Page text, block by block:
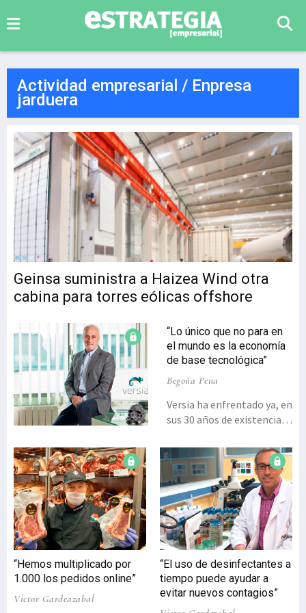
Actividad empresarial / Enpresa
jarduera
Geinsa suministra a Haizea Wind otra
cabina para torres eólicas offshore
“Lo único que no para en
el mundo es la economía
de base tecnológica”
Begoña Pena
Versia ha enfrentado ya, en
sus 30 años de existencia,
envergadura, tal y como
recuerda su presidente,
Manu Mosteiro, quien
reflexiona y destaca que la
tecnología está siendo
clave para que la
catástrofe no sea aún
tecnológico con sede en
Euskadi, integrado en la
actualidad por ocho
“Hemos multiplicado por
1.000 los pedidos online”
Víctor Gardeazabal
“El uso de desinfectantes a
tiempo puede ayudar a
evitar nuevos contagios”